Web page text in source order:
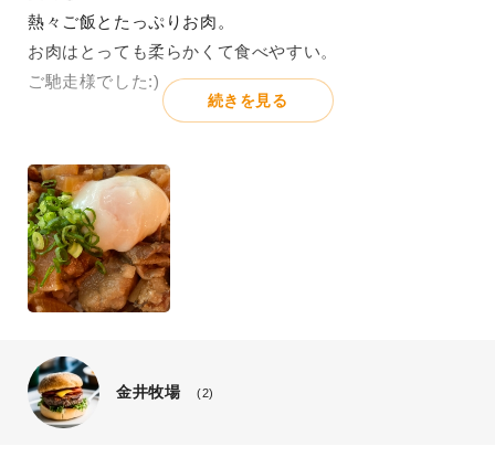
熱々ご飯とたっぷりお肉。
お肉はとっても柔らかくて食べやすい。
ご馳走様でした:)
続きを見る
金井牧場 (2)